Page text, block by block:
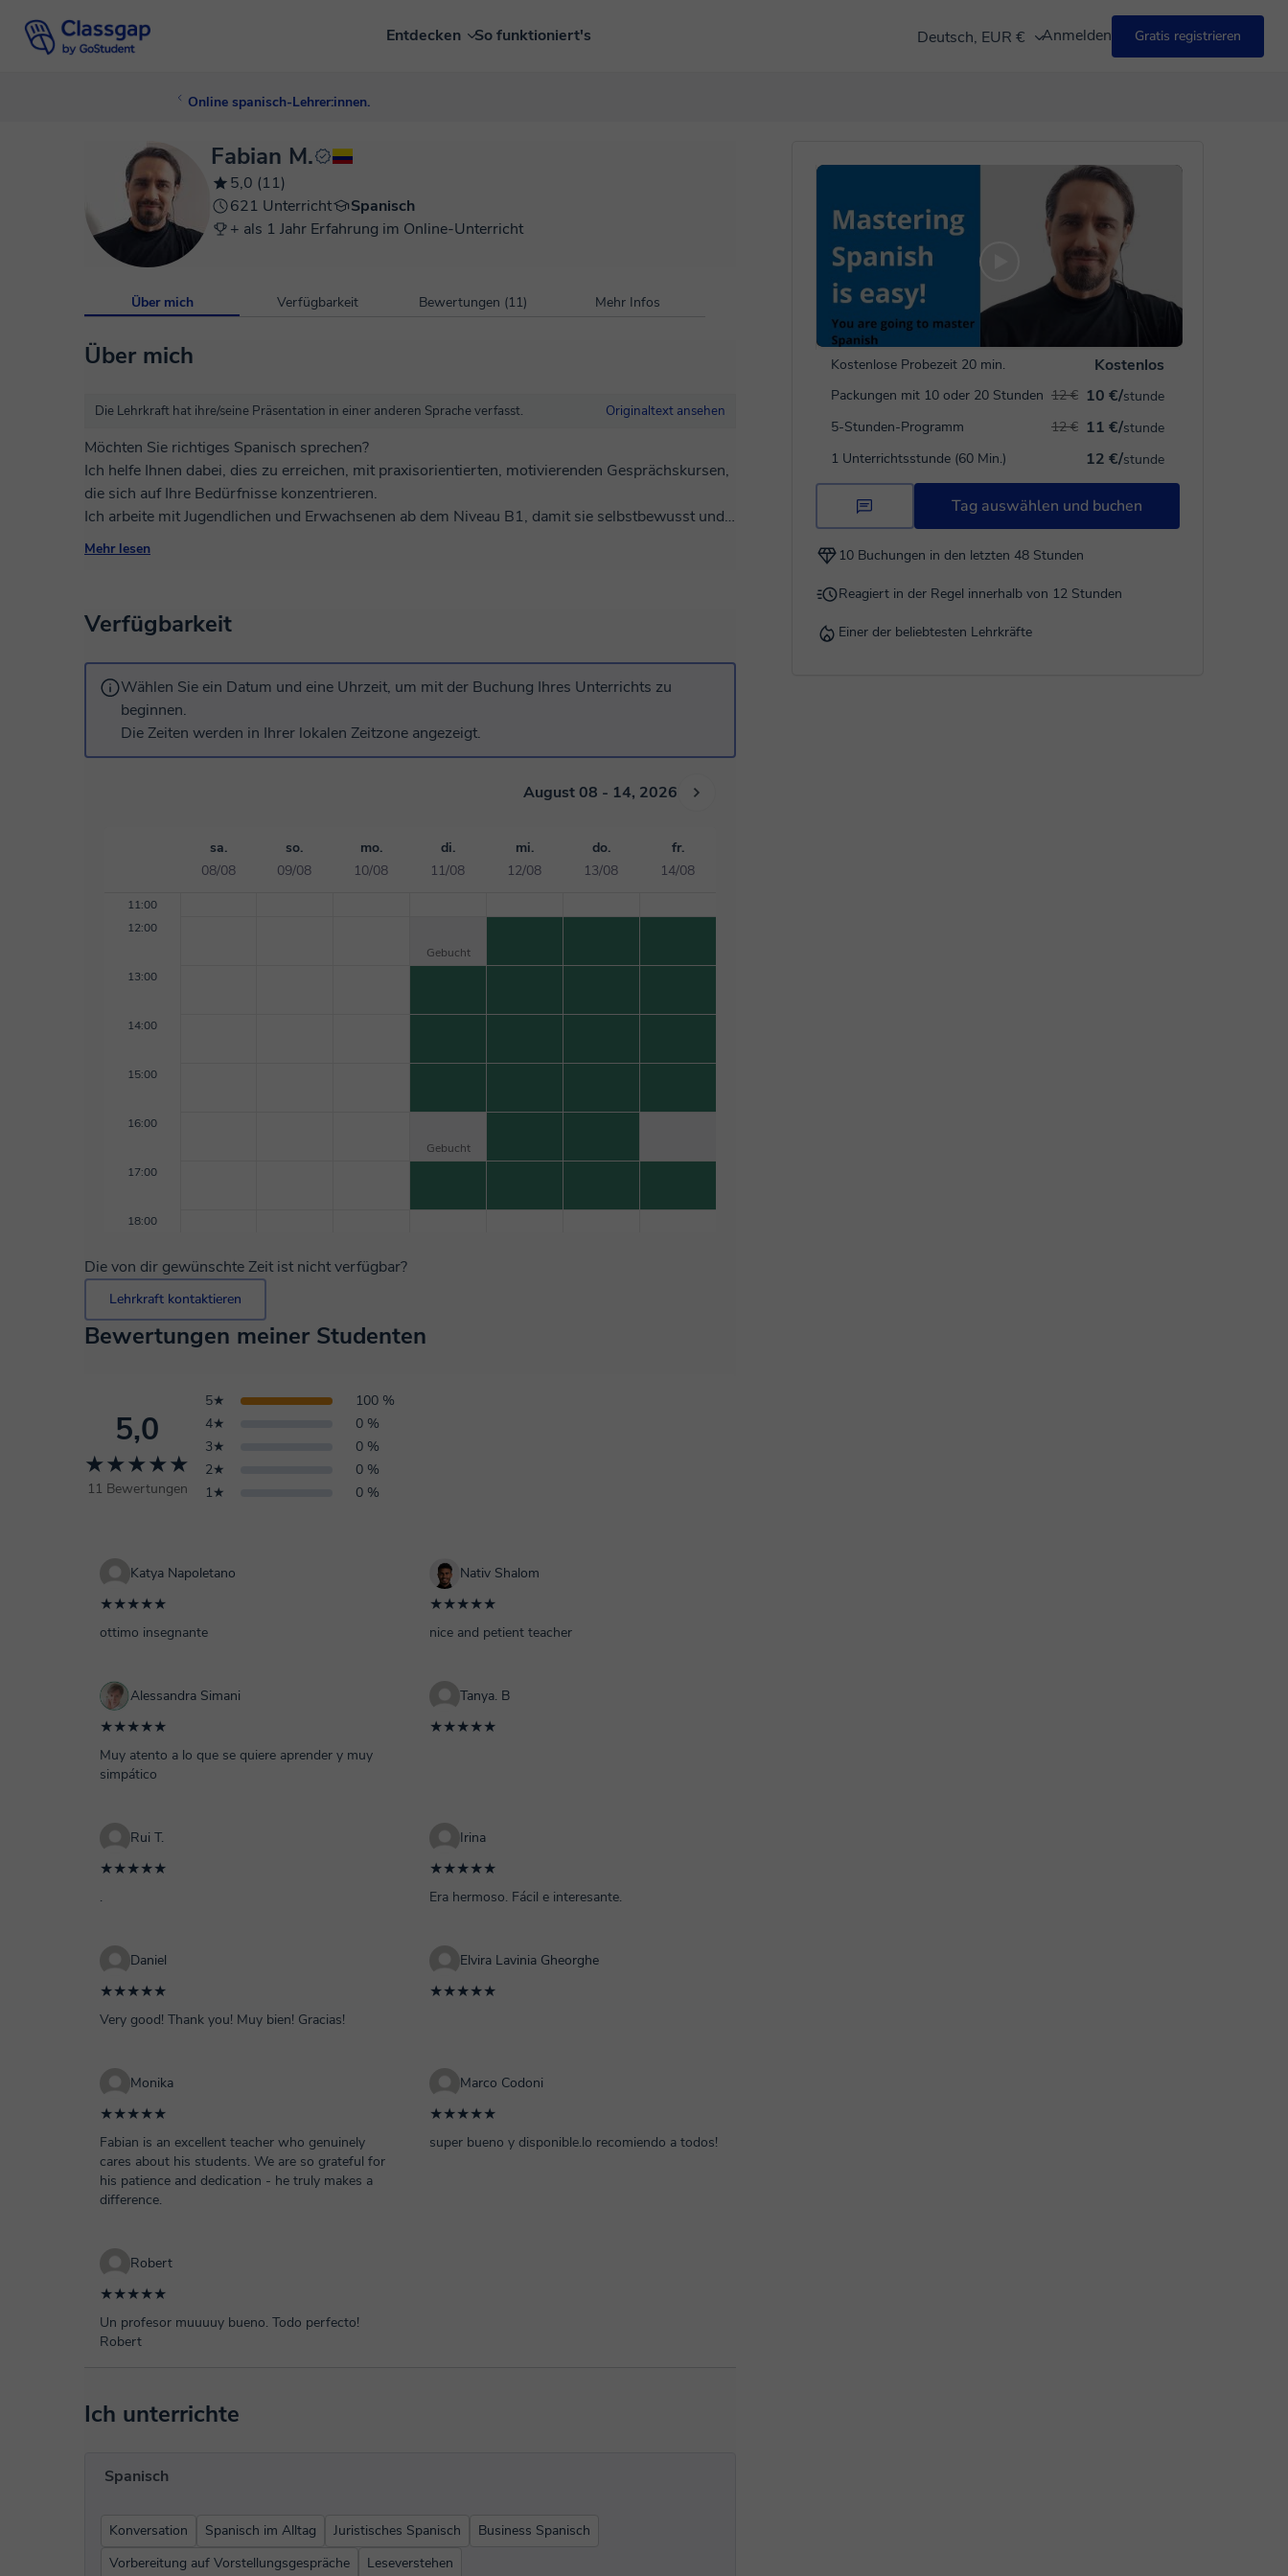
Entdecken So funktioniert's Deutsch, EUR € Anmelden Gratis registrieren
Online spanisch-Lehrer:innen.
Kostenlose Probezeit 20 min. Kostenlos
Packungen mit 10 oder 20 Stunden 10 €/stunde
12 €
5-Stunden-Programm
11 €/stunde
12 €
1 Unterrichtsstunde (60 Min.)
12 €/stunde
Tag auswählen und buchen
10 Buchungen in den letzten 48 Stunden
Reagiert in der Regel innerhalb von 12 Stunden
Einer der beliebtesten Lehrkräfte
Fabian M.
5,0 (11)
621 Unterricht
Spanisch
+ als 1 Jahr Erfahrung im Online-Unterricht
Über mich Verfügbarkeit Bewertungen (11) Mehr Infos
Über mich
Die Lehrkraft hat ihre/seine Präsentation in einer anderen Sprache verfasst. Originaltext ansehen
Möchten Sie richtiges Spanisch sprechen?
Ich helfe Ihnen dabei, dies zu erreichen, mit praxisorientierten, motivierenden Gesprächskursen,
die sich auf Ihre Bedürfnisse konzentrieren.
Ich arbeite mit Jugendlichen und Erwachsenen ab dem Niveau B1, damit sie selbstbewusst und
natürlich Spanisch sprechen können.
Keine langweiligen Themen oder inhaltsleeren Lektionen: Sie lernen sinnstiftend und
Selbstverständlich werde ich Ihnen auch die Regeln des Spanischen beibringen, aber immer
durch Konversation, auf die einfachste und natürlichste Art und Weise.
Lass dich nicht von deiner Neugierde leiten: Vereinbare jetzt deine Probestunde!
Mehr lesen
Verfügbarkeit
Wählen Sie ein Datum und eine Uhrzeit, um mit der Buchung Ihres Unterrichts zu
beginnen.
Die Zeiten werden in Ihrer lokalen Zeitzone angezeigt.
August 08 - 14, 2026
sa.
08/08
so.
09/08
mo.
10/08
di.
11/08
mi.
12/08
do.
13/08
fr.
14/08
11:00
12:00
Gebucht
13:00
14:00
15:00
16:00
Gebucht
17:00
18:00
Die von dir gewünschte Zeit ist nicht verfügbar?
Lehrkraft kontaktieren
Bewertungen meiner Studenten
5,0
★★★★★
11 Bewertungen
5★
100 %
4★
0 %
3★
0 %
2★
0 %
1★
0 %
Katya Napoletano
★★★★★
ottimo insegnante
Nativ Shalom
★★★★★
nice and petient teacher
Alessandra Simani
★★★★★
Muy atento a lo que se quiere aprender y muy
simpático
Tanya. B
★★★★★
Rui T.
★★★★★
.
Irina
★★★★★
Era hermoso. Fácil e interesante.
Daniel
★★★★★
Very good! Thank you! Muy bien! Gracias!
Elvira Lavinia Gheorghe
★★★★★
Monika
★★★★★
Fabian is an excellent teacher who genuinely
cares about his students. We are so grateful for
his patience and dedication - he truly makes a
difference.
Marco Codoni
★★★★★
super bueno y disponible.lo recomiendo a todos!
Robert
★★★★★
Un profesor muuuuy bueno. Todo perfecto!
Robert
Ich unterrichte
Spanisch
Konversation Spanisch im Alltag Juristisches Spanisch
Business Spanisch
Vorbereitung auf Vorstellungsgespräche
Leseverstehen